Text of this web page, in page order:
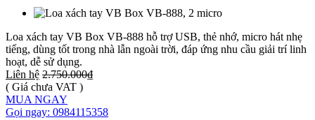
Loa xách tay VB Box VB-888 hỗ trợ USB, thẻ nhớ, micro hát nhẹ
tiếng, dùng tốt trong nhà lẫn ngoài trời, đáp ứng nhu cầu giải trí linh
hoạt, dễ sử dụng.
Liên hệ 2.750.000₫
( Giá chưa VAT )
MUA NGAY
Gọi ngay: 0984115358